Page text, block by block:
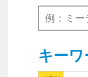
キーワ